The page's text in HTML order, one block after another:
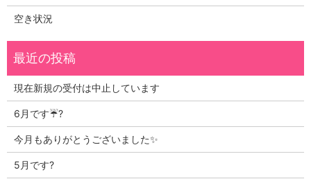
空き状況
現在新規の受付は中止しています
6月です☔?
今月もありがとうございました✨
5月です?